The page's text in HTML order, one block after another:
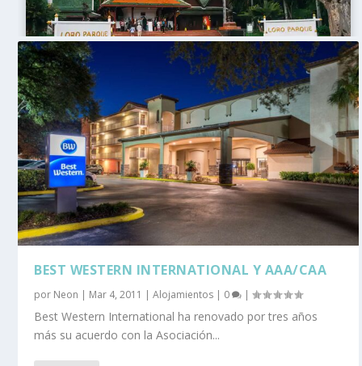
BEST WESTERN INTERNATIONAL Y AAA/CAA
por Neon | Mar 4, 2011 |Alojamientos | 0 |
Best Western International ha renovado por tres años
más su acuerdo con la Asociación...